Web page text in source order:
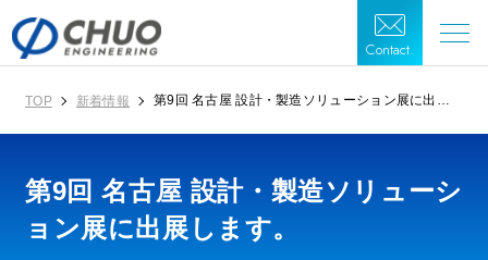
Contact.
TOP 新着情報
第9回 名古屋 設計・製造ソリューション展に出展
第9回 名古屋 設計・製造ソリューシ
ョン展に出展します。